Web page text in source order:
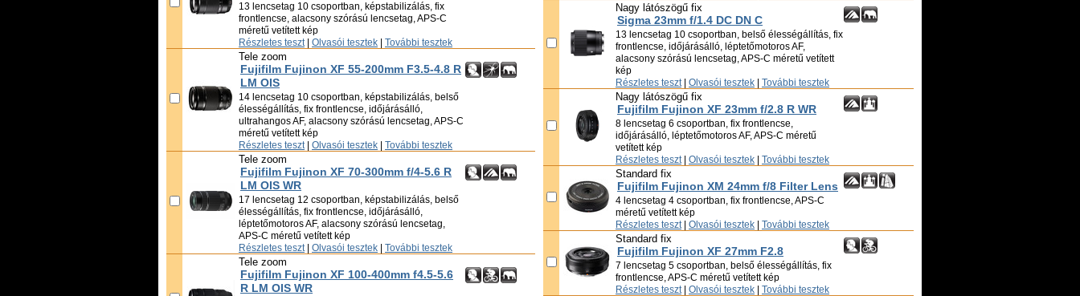
13 lencsetag 10 csoportban, képstabilizálás, fix
frontlencse, alacsony szórású lencsetag, APS-C
méretű vetített kép
Részletes teszt Olvasói tesztek További tesztek
Tele zoom
Fujifilm Fujinon XF 55-200mm F3.5-4.8 R
LM OIS
14 lencsetag 10 csoportban, képstabilizálás, belső
élességállítás, fix frontlencse, időjárásálló,
ultrahangos AF, alacsony szórású lencsetag, APS-C
méretű vetített kép
Részletes teszt Olvasói tesztek További tesztek
Tele zoom
Fujifilm Fujinon XF 70-300mm f/4-5.6 R
LM OIS WR
17 lencsetag 12 csoportban, képstabilizálás, belső
élességállítás, fix frontlencse, időjárásálló,
léptetőmotoros AF, alacsony szórású lencsetag,
APS-C méretű vetített kép
Részletes teszt Olvasói tesztek További tesztek
Tele zoom
Fujifilm Fujinon XF 100-400mm f4.5-5.6
R LM OIS WR
Nagy látószögű fix
Sigma 23mm f/1.4 DC DN C
13 lencsetag 10 csoportban, belső élességállítás, fix
frontlencse, időjárásálló, léptetőmotoros AF,
alacsony szórású lencsetag, APS-C méretű vetített
kép
Részletes teszt Olvasói tesztek További tesztek
Nagy látószögű fix
Fujifilm Fujinon XF 23mm f/2.8 R WR
8 lencsetag 6 csoportban, fix frontlencse,
időjárásálló, léptetőmotoros AF, APS-C méretű
vetített kép
Részletes teszt Olvasói tesztek További tesztek
Standard fix
Fujifilm Fujinon XM 24mm f/8 Filter Lens
4 lencsetag 4 csoportban, fix frontlencse, APS-C
méretű vetített kép
Részletes teszt Olvasói tesztek További tesztek
Standard fix
Fujifilm Fujinon XF 27mm F2.8
7 lencsetag 5 csoportban, belső élességállítás, fix
frontlencse, APS-C méretű vetített kép
Részletes teszt Olvasói tesztek További tesztek